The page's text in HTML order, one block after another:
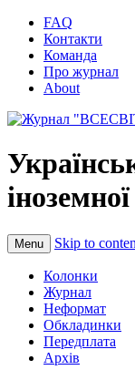
FAQ
Контакти
Команда
Про журнал
About
Menu Skip to
Колонки
Журнал
Неформат
Обкладинки
Передплата
Архів